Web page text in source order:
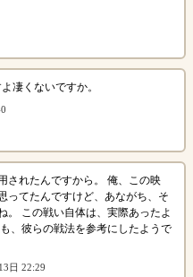
凄くないですか。
されたんですから。 俺、この映
ってたんですけど、あながち、そ
。 この戦い自体は、実際あったよ
、彼らの戦法を参考にしたようで
日 22:29